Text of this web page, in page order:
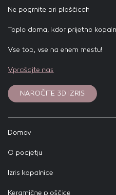
Ne pogrnite pri ploščicah
Toplo doma, kdor prijetno
Vse top, vse na enem mestu!
Vprašajte nas
NAROČITE 3D IZRIS
Domov
O podjetju
Izris kopalnice
Keramične ploščice